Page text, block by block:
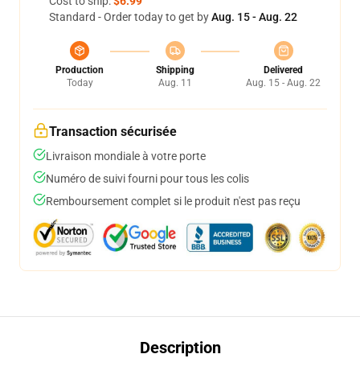
Standard - Order today to get byAug. 15 - Aug. 22
Production
Today
Shipping
Aug. 11
Delivered
Aug. 15 - Aug. 22
Transaction sécurisée
Livraison mondiale à votre porte
Numéro de suivi fourni pour tous les colis
Remboursement complet si le produit n'est pas reçu
Description